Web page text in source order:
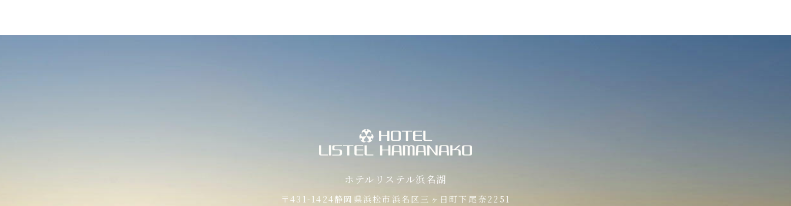
ホテルリステル浜名湖
〒431-1424静岡県浜松市浜名区三ヶ日町下尾奈2251